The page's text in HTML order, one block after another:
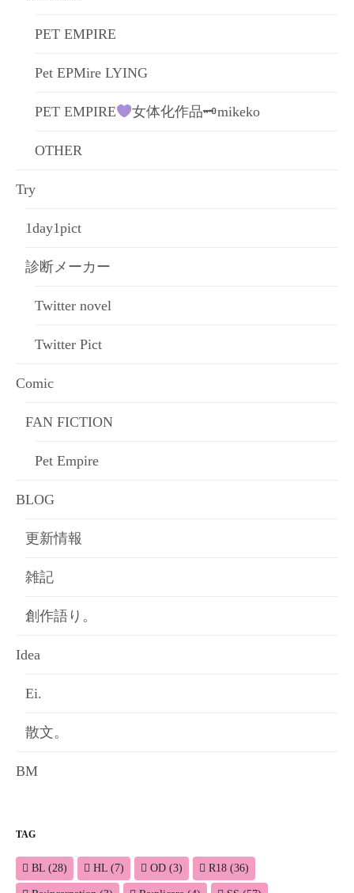
PET EMPIRE
Pet EPMire LYING
PET EMPIRE 女体化作品🗝mikeko
OTHER
Try
1day1pict
診断メーカー
Twitter novel
Twitter Pict
Comic
FAN FICTION
Pet Empire
BLOG
更新情報
雑記
創作語り。
Idea
Ei.
散文。
BM
TAG
BL (28) HL (7) OD (3) R18 (36)